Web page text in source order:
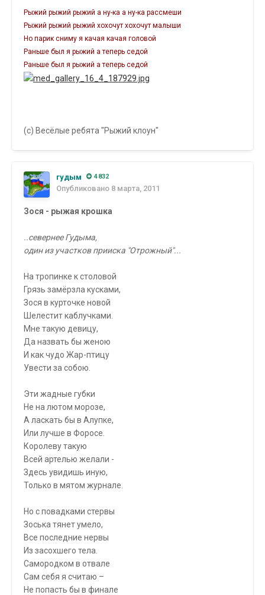
Рыжий рыжий рыжий а ну-ка а ну-ка рассмеши
Рыжий рыжий рыжий хохочут хохочут малыши
Но парик сниму я качая качая головой
Раньше был я рыжий а теперь седой
Раньше был я рыжий а теперь седой
(с) Весёлые ребята "Рыжий клоун"
гудым 4 832
Опубликовано 8 марта, 2011
Зося - рыжая крошка
..севернее Гудыма,
один из участков прииска "Отрожный"...
На тропинке к столовой
Грязь замёрзла кусками,
Зося в курточке новой
Шелестит каблучками.
Мне такую девицу,
Да назвать бы женою
И как чудо Жар-птицу
Увести за собою.
Эти жадные губки
Не на лютом морозе,
А ласкать бы в Алупке,
Или лучше в Форосе.
Королеву такую
Всей артелью желали -
Здесь увидишь иную,
Только в мятом журнале.
Но с повадками стервы
Зоська тянет умело,
Все последние нервы
Из засохшего тела.
Самородком в отвале
Сам себя я считаю –
Не попасть бы в финале